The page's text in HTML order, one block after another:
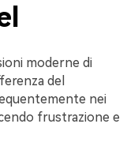
moderne di
del
nei
frustrazione e